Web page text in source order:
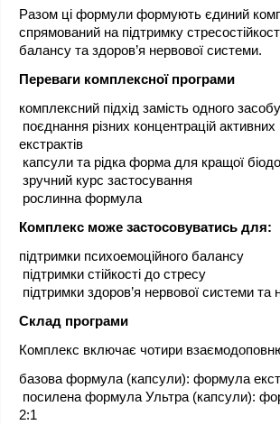
Разом ці формули формують єдиний
спрямований на підтримку
балансу та здоров’я нервової системи.
Переваги комплексної програми
комплексний підхід замість одного засобу
екстрактів
капсули та рідка форма для кращої
зручний курс застосування
рослинна формула
Комплекс може застосовуватись для:
підтримки психоемоційного балансу
підтримки стійкості до стресу
підтримки здоров’я нервової системи та
Склад програми
Комплекс включає чотири
базова формула (капсули): формула
2:1